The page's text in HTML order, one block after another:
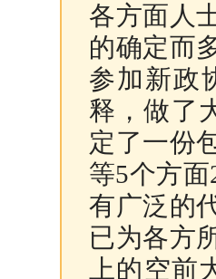
各方面人
的确定而
参加新政
释，做了
定了一份
等5个方
有广泛的
已为各方
上的空